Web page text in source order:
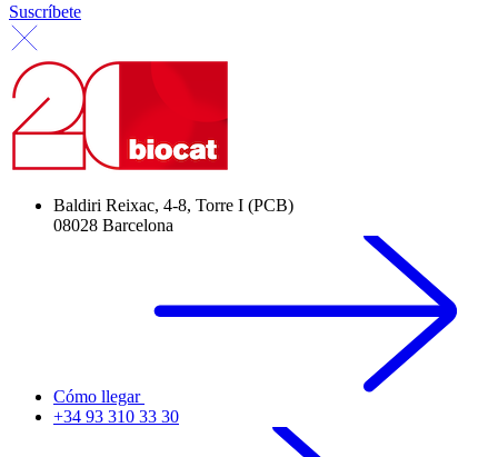
Suscríbete
Baldiri Reixac, 4-8, Torre I (PCB)
08028 Barcelona
Cómo llegar
+34 93 310 33 30